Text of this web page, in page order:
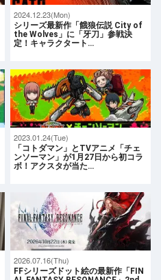
2024.12.23(Mon)
シリーズ最新作「餓狼伝説 City of
the Wolves」に「牙刀」参戦決
定！キャラクタート…
2023.01.24(Tue)
「コトダマン」とTVアニメ「チェ
ンソーマン」が1月27日から初コラ
ボ！アクスタが当た…
2026.07.16(Thu)
FFシリーズドット絵の最新作「FIN